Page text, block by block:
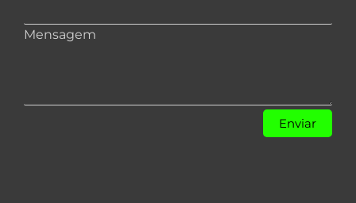
Mensagem
Enviar